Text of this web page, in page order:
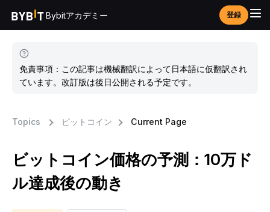
Bybitアカデミー 登録
免責事項：この記事は機械翻訳によって日本語に仮翻訳され
ています。改訂版は後日公開される予定です。
Topics ビットコイン Current Page
ビットコイン価格の予測：10万ド
ル達成後の動き